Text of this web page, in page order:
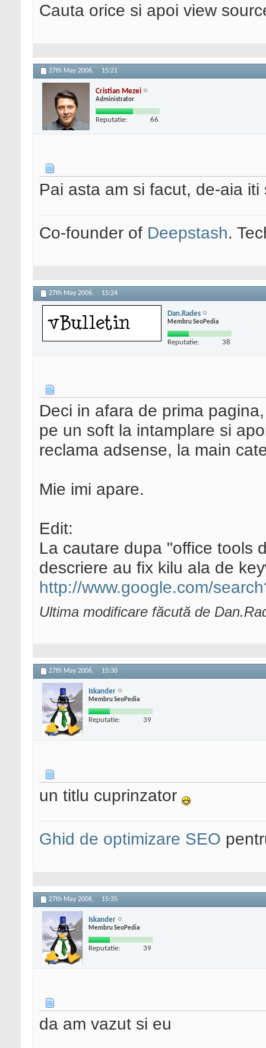
Cauta orice si apoi view
27th May 2006, 15:21
Cristian Mezei
Administrator
Reputatie: 66
Pai asta am si facut, de-aia
Co-founder of Deepstash.
27th May 2006, 15:24
Dan.Rades
Membru SeoPedia
Reputatie: 38
Deci in afara de prima
pe un soft la intamplare si
reclama adsense, la main
Mie imi apare.
Edit:
La cautare dupa "office tools
descriere au fix kilu ala de
http://www.google.com/
Ultima modificare făcută de
27th May 2006, 15:30
Iskander
Membru SeoPedia
Reputatie: 39
un titlu cuprinzator
Ghid de optimizare SEO
27th May 2006, 15:35
Iskander
Membru SeoPedia
Reputatie: 39
da am vazut si eu